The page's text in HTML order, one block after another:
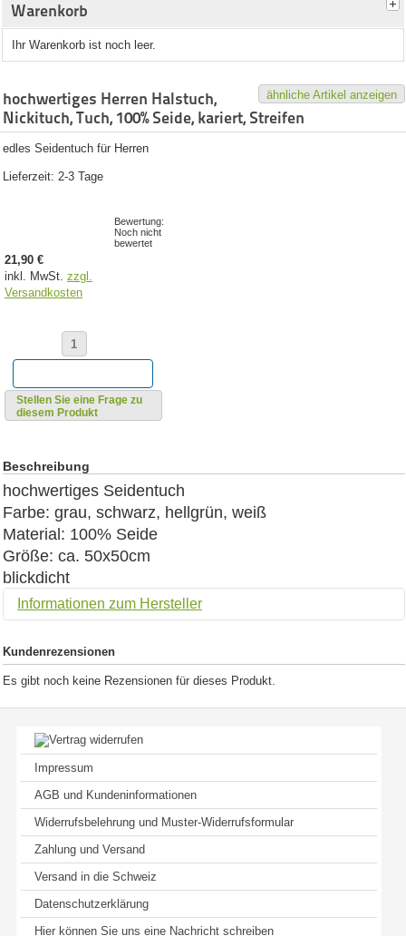
Warenkorb
Ihr Warenkorb ist noch leer.
ähnliche Artikel anzeigen
hochwertiges Herren Halstuch,
Nickituch, Tuch, 100% Seide, kariert, Streifen
edles Seidentuch für Herren
Lieferzeit: 2-3 Tage
Bewertung:
Noch nicht
bewertet
21,90 €
inkl. MwSt. zzgl.
Versandkosten
Stellen Sie eine Frage zu
diesem Produkt
Beschreibung
hochwertiges Seidentuch
Farbe: grau, schwarz, hellgrün, weiß
Material: 100% Seide
Größe: ca. 50x50cm
blickdicht
Informationen zum Hersteller
Kundenrezensionen
Es gibt noch keine Rezensionen für dieses Produkt.
Impressum
AGB und Kundeninformationen
Widerrufsbelehrung und Muster-Widerrufsformular
Zahlung und Versand
Versand in die Schweiz
Datenschutzerklärung
Hier können Sie uns eine Nachricht schreiben